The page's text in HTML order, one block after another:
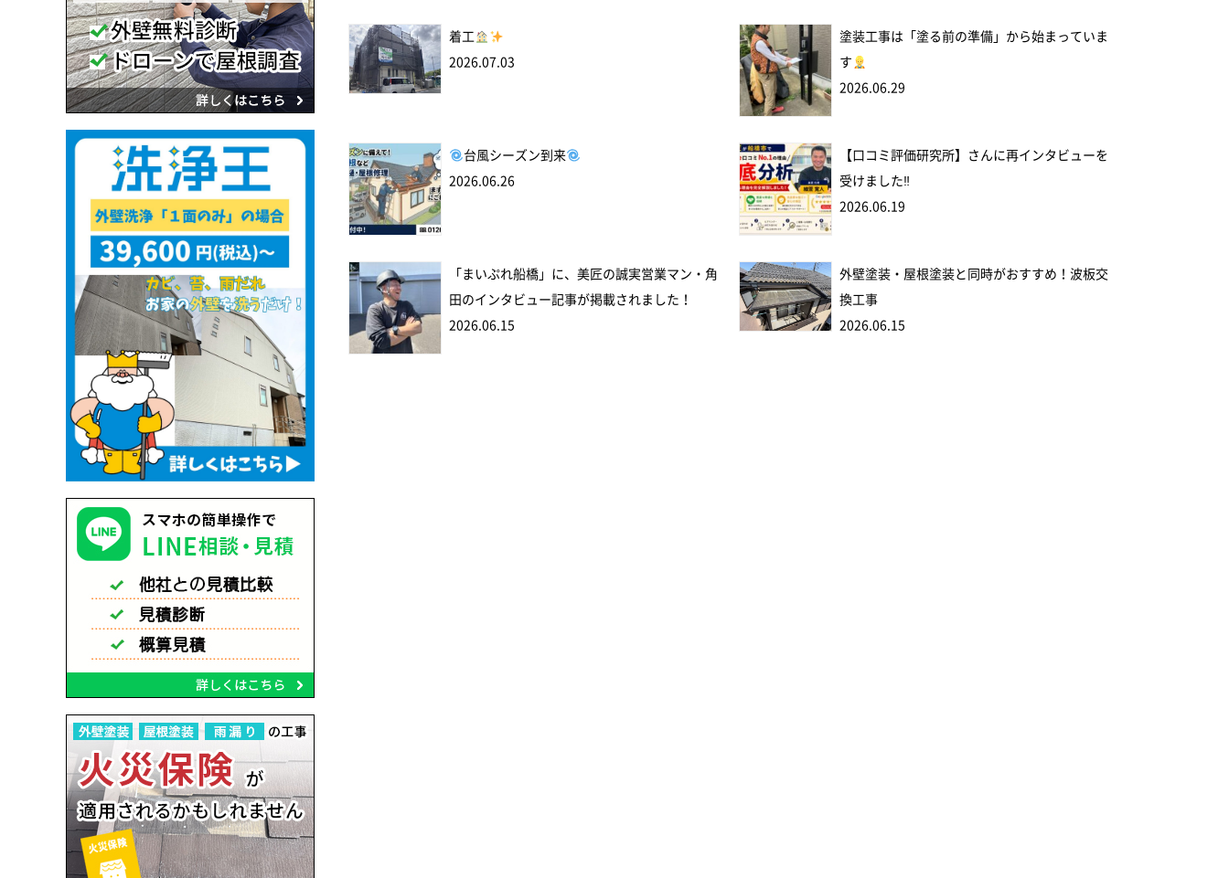
着工
2026.07.03
塗装工事は「塗る前の準備」から始まっていま
す
2026.06.29
台風シーズン到来
2026.06.26
【口コミ評価研究所】さんに再インタビューを
受けました‼
2026.06.19
「まいぷれ船橋」に、美匠の誠実営業マン・角
田のインタビュー記事が掲載されました！
2026.06.15
外壁塗装・屋根塗装と同時がおすすめ！波板交
換工事
2026.06.15